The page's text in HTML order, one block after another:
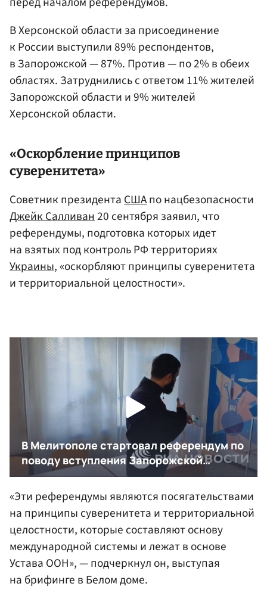
В Херсонской области за присоединение
к России выступили 89% респондентов,
в Запорожской — 87%. Против — по 2% в обеих
областях. Затруднились с ответом 11% жителей
Запорожской области и 9% жителей
Херсонской области.
«Оскорбление принципов
суверенитета»
Советник президентаСШАпо нацбезопасности
Джейк Салливан20 сентября заявил, что
референдумы, подготовка которых идет
на взятых под контроль РФ территориях
Украины, «оскорбляют принципы суверенитета
и территориальной целостности».
«Эти референдумы являются посягательствами
на принципы суверенитета и территориальной
целостности, которые составляют основу
международной системы и лежат в основе
Устава ООН», — подчеркнул он, выступая
на брифинге в Белом доме.